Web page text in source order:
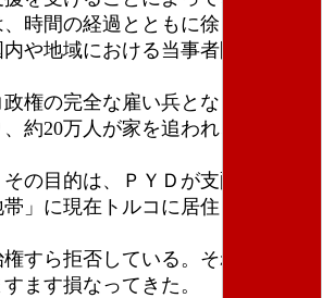
時間の経過とともに徐々に少な
や地域における当事者間で、と
権の完全な雇い兵となってい
約20万人が家を追われ、地域住
の目的は、ＰＹＤが支配するシ
」に現在トルコに居住している
すら拒否している。それどころ
ます損なってきた。